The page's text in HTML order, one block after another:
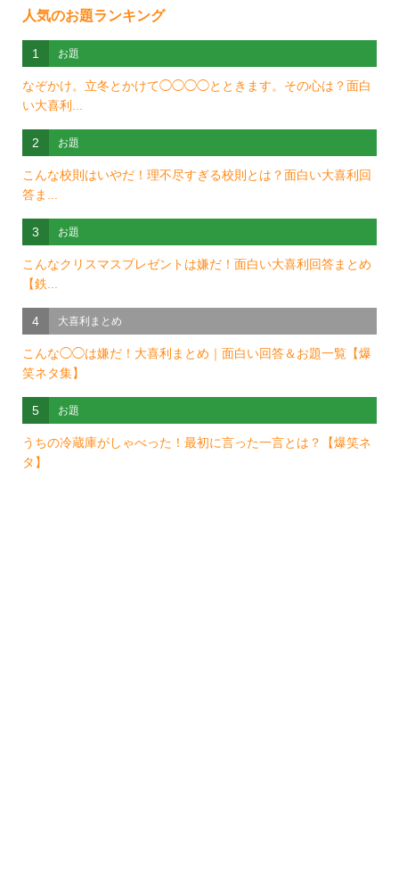
人気のお題ランキング
1 お題
なぞかけ。立冬とかけて◯◯◯◯とときます。その心は？面白
い大喜利...
2 お題
こんな校則はいやだ！理不尽すぎる校則とは？面白い大喜利回
答ま...
3 お題
こんなクリスマスプレゼントは嫌だ！面白い大喜利回答まとめ
【鉄...
4 大喜利まとめ
こんな◯◯は嫌だ！大喜利まとめ｜面白い回答＆お題一覧【爆
笑ネタ集】
5 お題
うちの冷蔵庫がしゃべった！最初に言った一言とは？【爆笑ネ
タ】